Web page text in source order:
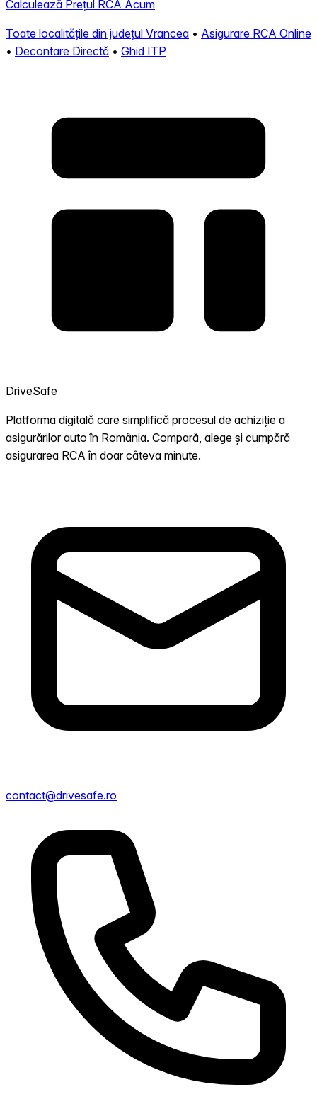
Calculează Prețul RCA Acum
Toate localitățile din județul Vrancea • Asigurare RCA Online
• Decontare Directă • Ghid ITP
DriveSafe
Platforma digitală care simplifică procesul de achiziție a
asigurărilor auto în România. Compară, alege și cumpără
asigurarea RCA în doar câteva minute.
contact@drivesafe.ro